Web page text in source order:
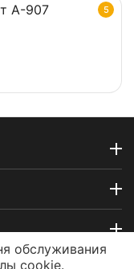
5
А-907
обслуживания
cookie.